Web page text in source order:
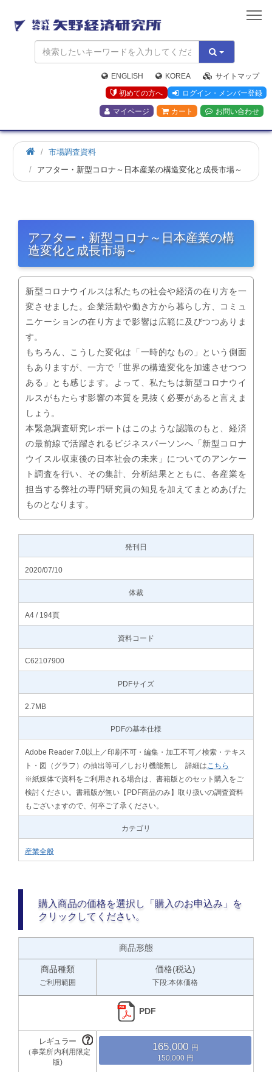
矢
野
経
済
研
究
所
ENGLISH KOREA
サイトマップ
初めての方へ
ログイン・メンバー登録
マイページ カート お問い合わせ
市場調査資料
アフター・新型コロナ～日本産業の構造変化と成長市場～
アフター・新型コロナ～日本産業の構
造変化と成長市場～
新型コロナウイルスは私たちの社会や経済の在り方を一
変させました。企業活動や働き方から暮らし方、コミュ
ニケーションの在り方まで影響は広範に及びつつありま
す。
もちろん、こうした変化は「一時的なもの」という側面
もありますが、一方で「世界の構造変化を加速させつつ
ある」とも感じます。よって、私たちは新型コロナウイ
ルスがもたらす影響の本質を見抜く必要があると言えま
しょう。
本緊急調査研究レポートはこのような認識のもと、経済
の最前線で活躍されるビジネスパーソンへ「新型コロナ
ウイスル収束後の日本社会の未来」についてのアンケー
ト調査を行い、その集計、分析結果とともに、各産業を
担当する弊社の専門研究員の知見を加えてまとめあげた
ものとなります。
発刊日
2020/07/10
体裁
A4 / 194頁
資料コード
C62107900
PDFサイズ
2.7MB
PDFの基本仕様
Adobe Reader 7.0以上／印刷不可・編集・加工不可／検索・テキス
ト・図（グラフ）の抽出等可／しおり機能無し 詳細は こちら
※紙媒体で資料をご利用される場合は、書籍版とのセット購入をご
検討ください。書籍版が無い【PDF商品のみ】取り扱いの調査資料
もございますので、何卒ご了承ください。
カテゴリ
産業全般
購入商品の価格を選択し「購入のお申込み」を
クリックしてください。
商品形態
商品種類
ご利用範囲
価格(税込)
下段:本体価格
PDF
165,000
150,000